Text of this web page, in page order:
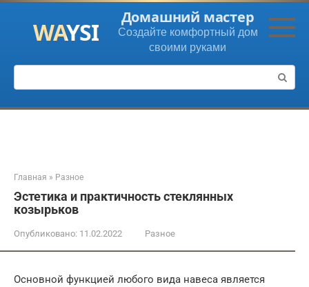
Перейти
контенту
Домашний мастер
Создайте комфортный дом
своими руками
Поиск:
Главная » Разное
Эстетика и практичность стеклянных
козырьков
Опубликовано: 11.02.2022 Разное
Основной функцией любого вида навеса является